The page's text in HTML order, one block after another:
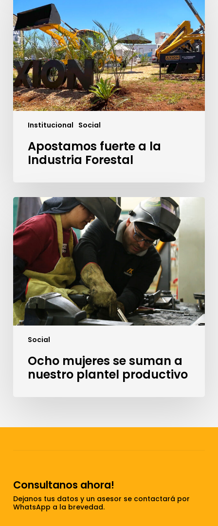
Institucional Social
la
Industria
Forestal
Apostamos fuerte a la
Industria Forestal
Social
Ocho
mujeres
se
suman
a
nuestro
plantel
productivo
Ocho mujeres se suman a
nuestro plantel productivo
Consultanos ahora!
Dejanos tus datos y un asesor se contactará por
WhatsApp a la brevedad.